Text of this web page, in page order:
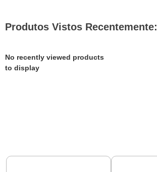
Produtos Vistos Recentemente:
No recently viewed products
to display